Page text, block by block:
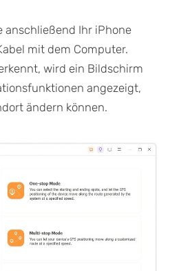
anschließend Ihr iPhone
mit dem Computer.
wird ein Bildschirm
angezeigt,
ändern können.